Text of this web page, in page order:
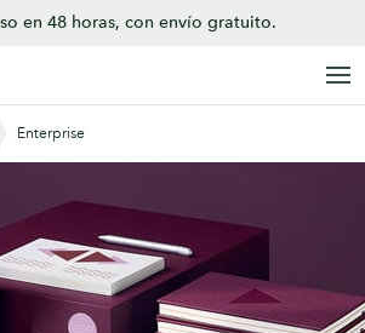
en 48 horas, con envío gratuito.
todo
Enterprise